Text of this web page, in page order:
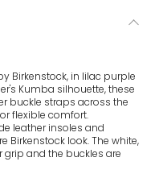
Birkenstock, in lilac purple
Kumba silhouette, these
buckle straps across the
flexible comfort.
leather insoles and
Birkenstock look. The white,
grip and the buckles are